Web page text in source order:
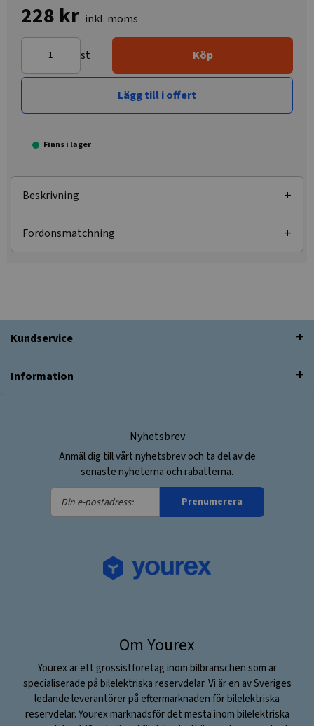
228 kr inkl. moms
st Köp
Lägg till i offert
Finns i lager
Beskrivning
Fordonsmatchning
Kundservice
Information
Nyhetsbrev
Anmäl dig till vårt nyhetsbrev och ta del av de
senaste nyheterna och rabatterna.
Din
e-
Prenumerera
Om Yourex
Yourex är ett grossistföretag inom bilbranschen som är
specialiserade på bilelektriska reservdelar. Vi är en av Sveriges
ledande leverantörer på eftermarknaden för bilelektriska
reservdelar. Yourex marknadsför det mesta inom bilelektriska